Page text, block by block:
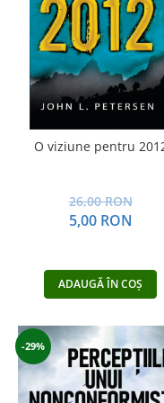
Astrologie
Știință
Seria Montauk
Mistere
Seria Chico Xavier
Ficțiune
Non-dualitate
Alimentație
Creștinism
O viziune pentru
26,00 RON
5,00 RON
ADAUGĂ ÎN COȘ
-29%